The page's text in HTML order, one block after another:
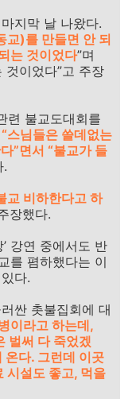
지막 날 나왔다.
교)를 만들면 안 되
는 것이었다”며
것이었다”고 주장
련 불교도대회를
“스님들은 쓸데없는
”면서 “불교가 들
.
교 비하한다고 하
장했다.
강연 중에서도 반
를 폄하했다는 이
다.
싼 촛불집회에 대
이라고 하는데,
벌써 다 죽었겠
온다. 그런데 이곳
시설도 좋고, 먹을